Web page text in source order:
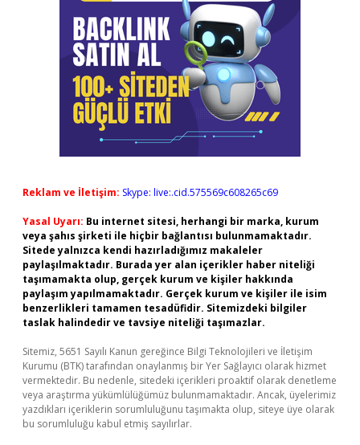
Reklam ve İletişim: Skype: live:.cid.575569c608265c69
Yasal Uyarı: Bu internet sitesi, herhangi bir marka, kurum
veya şahıs şirketi ile hiçbir bağlantısı bulunmamaktadır.
Sitede yalnızca kendi hazırladığımız makaleler
paylaşılmaktadır. Burada yer alan içerikler haber niteliği
taşımamakta olup, gerçek kurum ve kişiler hakkında
paylaşım yapılmamaktadır. Gerçek kurum ve kişiler ile isim
benzerlikleri tamamen tesadüfidir. Sitemizdeki bilgiler
taslak halindedir ve tavsiye niteliği taşımazlar.
Sitemiz, 5651 Sayılı Kanun gereğince Bilgi Teknolojileri ve İletişim
Kurumu (BTK) tarafından onaylanmış bir Yer Sağlayıcı olarak hizmet
vermektedir. Bu nedenle, sitedeki içerikleri proaktif olarak denetleme
veya araştırma yükümlülüğümüz bulunmamaktadır. Ancak, üyelerimiz
yazdıkları içeriklerin sorumluluğunu taşımakta olup, siteye üye olarak
bu sorumluluğu kabul etmiş sayılırlar.